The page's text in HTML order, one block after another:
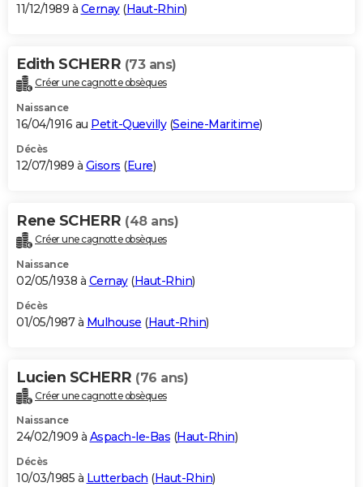
11/12/1989 à Cernay(Haut-Rhin)
Edith SCHERR (73 ans)
Créer une cagnotte obsèques
Naissance
16/04/1916 au Petit-Quevilly(Seine-Maritime)
Décès
12/07/1989 à Gisors (Eure)
Rene SCHERR (48 ans)
Créer une cagnotte obsèques
Naissance
02/05/1938 à Cernay(Haut-Rhin)
Décès
01/05/1987 à Mulhouse (Haut-Rhin)
Lucien SCHERR (76 ans)
Créer une cagnotte obsèques
Naissance
24/02/1909 à Aspach-le-Bas (Haut-Rhin)
Décès
10/03/1985 à Lutterbach (Haut-Rhin)